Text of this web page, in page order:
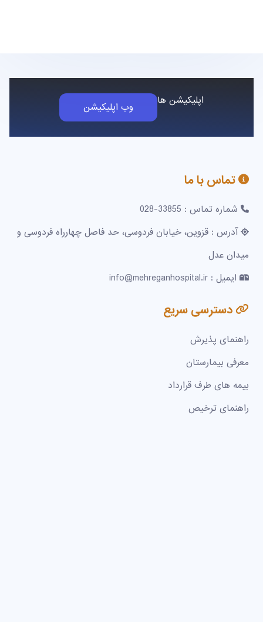
اپلیکیشن ها وب اپلیکیشن
تماس با ما
شماره تماس : 33855-028
آدرس : قزوین، خیابان فردوسی، حد فاصل چهارراه فردوسی و
میدان عدل
ایمیل : info@mehreganhospital.ir
دسترسی سریع
راهنمای پذیرش
معرفی بیمارستان
بیمه های طرف قرارداد
راهنمای ترخیص